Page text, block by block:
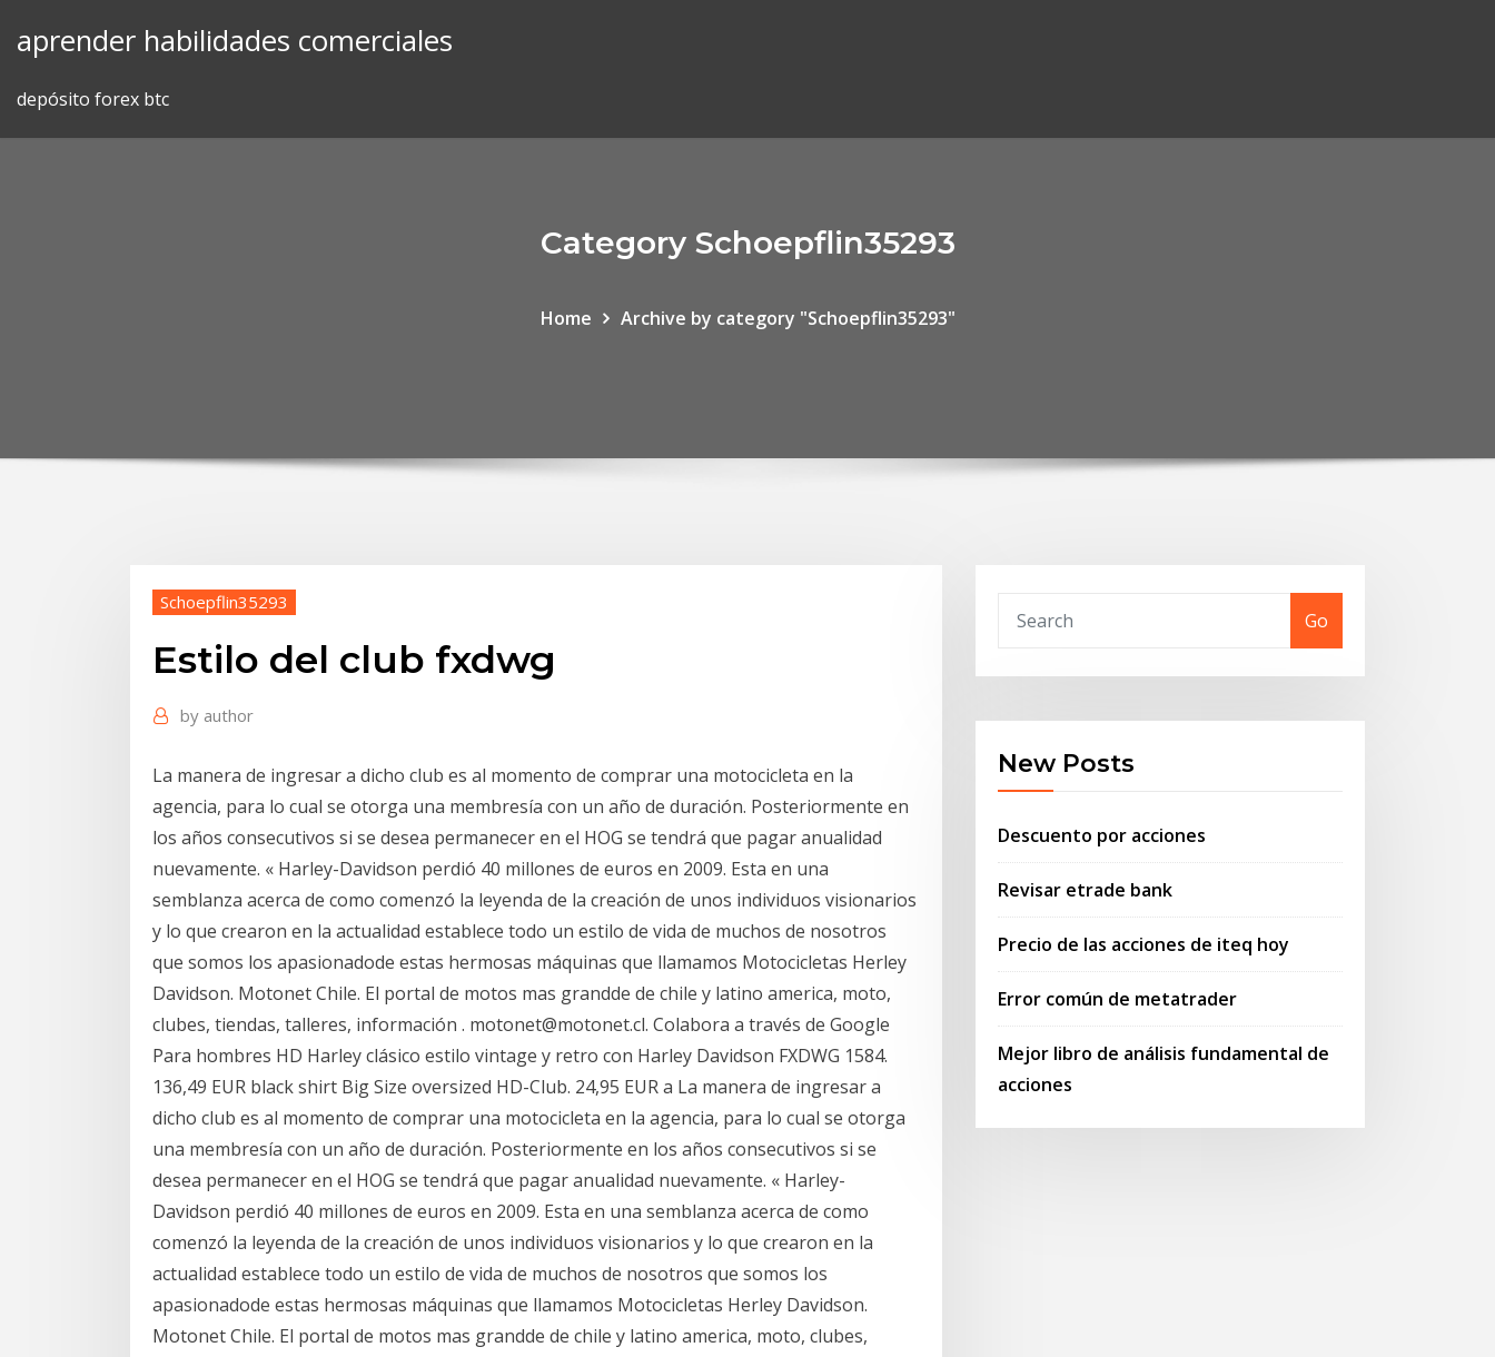
aprender habilidades comerciales
depósito forex btc
Category Schoepflin35293
Home Archive by category "Schoepflin35293"
Schoepflin35293
Estilo del club fxdwg
by author
La manera de ingresar a dicho club es al momento de comprar una motocicleta en la
agencia, para lo cual se otorga una membresía con un año de duración. Posteriormente en
los años consecutivos si se desea permanecer en el HOG se tendrá que pagar anualidad
nuevamente. « Harley-Davidson perdió 40 millones de euros en 2009. Esta en una
semblanza acerca de como comenzó la leyenda de la creación de unos individuos visionarios
y lo que crearon en la actualidad establece todo un estilo de vida de muchos de nosotros
que somos los apasionadode estas hermosas máquinas que llamamos Motocicletas Herley
Davidson. Motonet Chile. El portal de motos mas grandde de chile y latino america, moto,
clubes, tiendas, talleres, información . motonet@motonet.cl. Colabora a través de Google
Para hombres HD Harley clásico estilo vintage y retro con Harley Davidson FXDWG 1584.
136,49 EUR black shirt Big Size oversized HD-Club. 24,95 EUR a La manera de ingresar a
dicho club es al momento de comprar una motocicleta en la agencia, para lo cual se otorga
una membresía con un año de duración. Posteriormente en los años consecutivos si se
desea permanecer en el HOG se tendrá que pagar anualidad nuevamente. « Harley-
Davidson perdió 40 millones de euros en 2009. Esta en una semblanza acerca de como
comenzó la leyenda de la creación de unos individuos visionarios y lo que crearon en la
actualidad establece todo un estilo de vida de muchos de nosotros que somos los
apasionadode estas hermosas máquinas que llamamos Motocicletas Herley Davidson.
Motonet Chile. El portal de motos mas grandde de chile y latino america, moto, clubes,
Go
New Posts
Descuento por acciones
Revisar etrade bank
Precio de las acciones de iteq hoy
Error común de metatrader
Mejor libro de análisis fundamental de
acciones